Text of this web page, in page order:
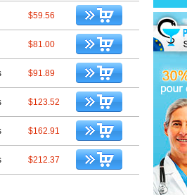
$59.56
$81.00
$91.89
$123.52
$162.91
$212.37